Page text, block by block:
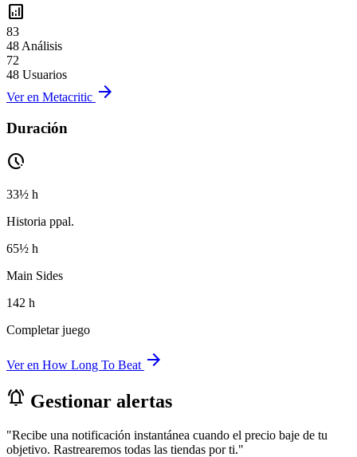
analytics
83
48 Análisis
72
48 Usuarios
Ver en Metacritic arrow_forward
Duración
pace
33½ h
Historia ppal.
65½ h
Main Sides
142 h
Completar juego
Ver en How Long To Beat arrow_forward
notifications_active Gestionar alertas
"Recibe una notificación instantánea cuando el precio baje de tu
objetivo. Rastrearemos todas las tiendas por ti."